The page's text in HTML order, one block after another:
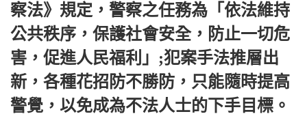
察法》規定，警察之任務為「依法維持
公共秩序，保護社會安全，防止一切危
害，促進人民福利」;犯案手法推層出
新，各種花招防不勝防，只能隨時提高
警覺，以免成為不法人士的下手目標。